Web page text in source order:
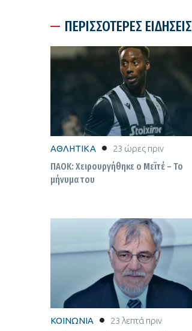
ΠΕΡΙΣΣΟΤΕΡΕΣ ΕΙΔΗΣΕΙΣ
ΑΘΛΗΤΙΚΑ 23 ώρες πριν
ΠΑΟΚ: Χειρουργήθηκε ο Μεϊτέ – Το
μήνυμα του
ΚΟΙΝΩΝΙΑ 23 λεπτά πριν